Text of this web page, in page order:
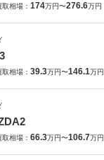
相場： 174万円〜276.6万円
相場： 39.3万円〜146.1万円
相場： 66.3万円〜106.7万円